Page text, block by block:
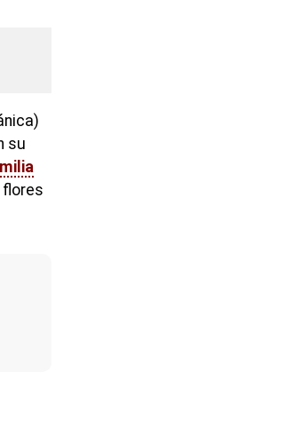
su
flores